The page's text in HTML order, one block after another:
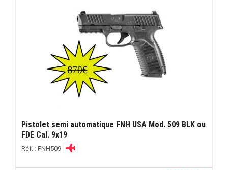
Pistolet semi automatique FNH USA Mod. 509 BLK ou
FDE Cal. 9x19
Réf. : FNH509